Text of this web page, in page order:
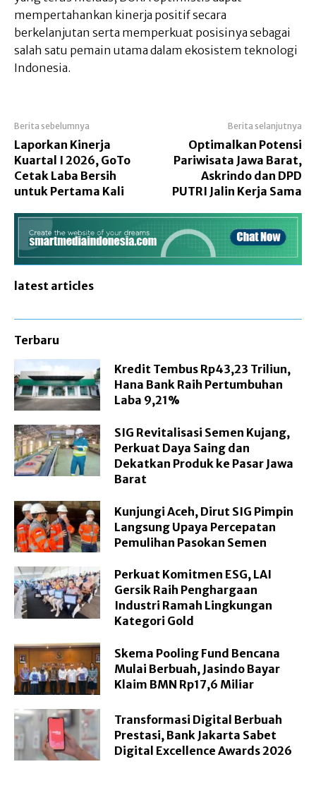
mempertahankan kinerja positif secara
berkelanjutan serta memperkuat posisinya sebagai
salah satu pemain utama dalam ekosistem teknologi
Indonesia.
Berita sebelumnya
Laporkan Kinerja
Kuartal I 2026, GoTo
Cetak Laba Bersih
untuk Pertama Kali
Berita selanjutnya
Optimalkan Potensi
Pariwisata Jawa Barat,
Askrindo dan DPD
PUTRI Jalin Kerja Sama
latest articles
Terbaru
Kredit Tembus Rp43,23 Triliun,
Hana Bank Raih Pertumbuhan
Laba 9,21%
SIG Revitalisasi Semen Kujang,
Perkuat Daya Saing dan
Dekatkan Produk ke Pasar Jawa
Barat
Kunjungi Aceh, Dirut SIG Pimpin
Langsung Upaya Percepatan
Pemulihan Pasokan Semen
Perkuat Komitmen ESG, LAI
Gersik Raih Penghargaan
Industri Ramah Lingkungan
Kategori Gold
Skema Pooling Fund Bencana
Mulai Berbuah, Jasindo Bayar
Klaim BMN Rp17,6 Miliar
Transformasi Digital Berbuah
Prestasi, Bank Jakarta Sabet
Digital Excellence Awards 2026